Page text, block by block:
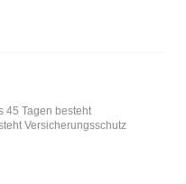
45 Tagen besteht
Versicherungsschutz